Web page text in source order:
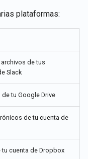
plataformas:
de tus
Slack
tu Google Drive
de tu cuenta de
cuenta de Dropbox